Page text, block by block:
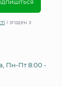
і згоден з
Пн-Пт 8:00 -